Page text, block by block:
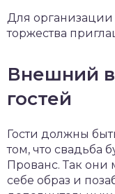
Для
торжества
Внешний
гостей
Гости должны
том, что свадьба
Прованс. Так они
себе образ и